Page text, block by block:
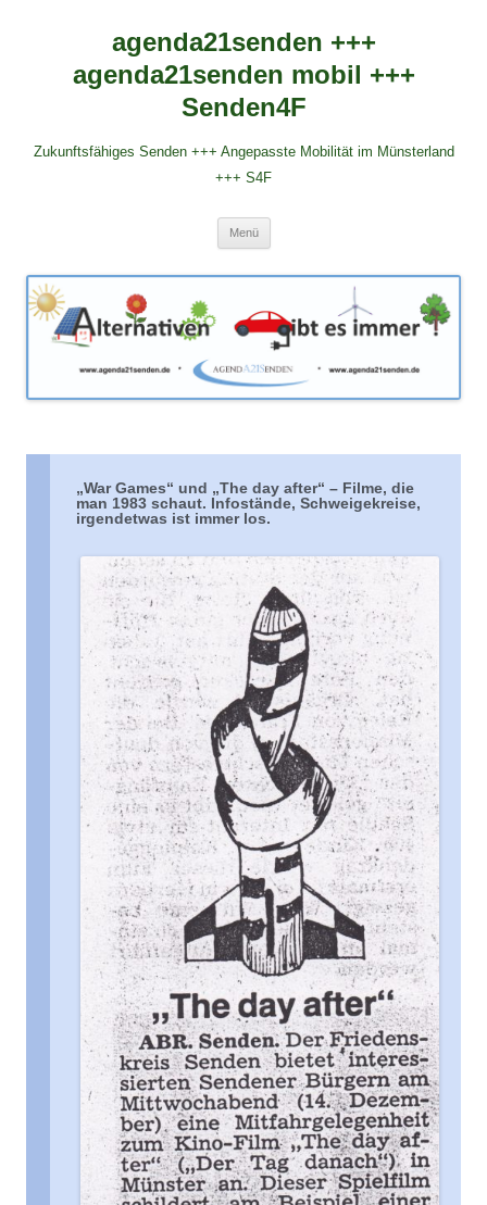
agenda21senden +++
agenda21senden mobil +++
Senden4F
Zukunftsfähiges Senden +++ Angepasste Mobilität im Münsterland
+++ S4F
Menü
„War Games“ und „The day after“ – Filme, die
man 1983 schaut. Infostände, Schweigekreise,
irgendetwas ist immer los.